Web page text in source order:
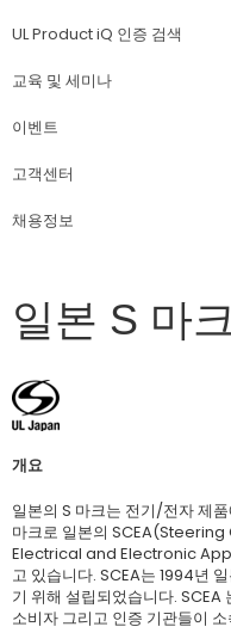
UL Product iQ 인증 검색
교육 및 세미나
이벤트
고객센터
채용정보
일본 S 마
개요
일본의 S 마크는 전기/전자 제
마크로 일본의
Electrical and Electronic
고 있습니다. SCEA는 1994년
기 위해 설립되었습니다. SCEA
소비자 그리고 인증 기관들이